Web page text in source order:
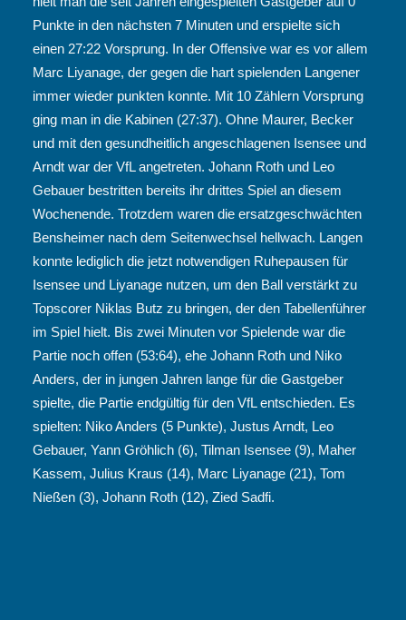
Punkte in den nächsten 7 Minuten und erspielte sich
einen 27:22 Vorsprung. In der Offensive war es vor allem
Marc Liyanage, der gegen die hart spielenden Langener
immer wieder punkten konnte. Mit 10 Zählern Vorsprung
ging man in die Kabinen (27:37). Ohne Maurer, Becker
und mit den gesundheitlich angeschlagenen Isensee und
Arndt war der VfL angetreten. Johann Roth und Leo
Gebauer bestritten bereits ihr drittes Spiel an diesem
Wochenende. Trotzdem waren die ersatzgeschwächten
Bensheimer nach dem Seitenwechsel hellwach. Langen
konnte lediglich die jetzt notwendigen Ruhepausen für
Isensee und Liyanage nutzen, um den Ball verstärkt zu
Topscorer Niklas Butz zu bringen, der den Tabellenführer
im Spiel hielt. Bis zwei Minuten vor Spielende war die
Partie noch offen (53:64), ehe Johann Roth und Niko
Anders, der in jungen Jahren lange für die Gastgeber
spielte, die Partie endgültig für den VfL entschieden. Es
spielten: Niko Anders (5 Punkte), Justus Arndt, Leo
Gebauer, Yann Gröhlich (6), Tilman Isensee (9), Maher
Kassem, Julius Kraus (14), Marc Liyanage (21), Tom
Nießen (3), Johann Roth (12), Zied Sadfi.